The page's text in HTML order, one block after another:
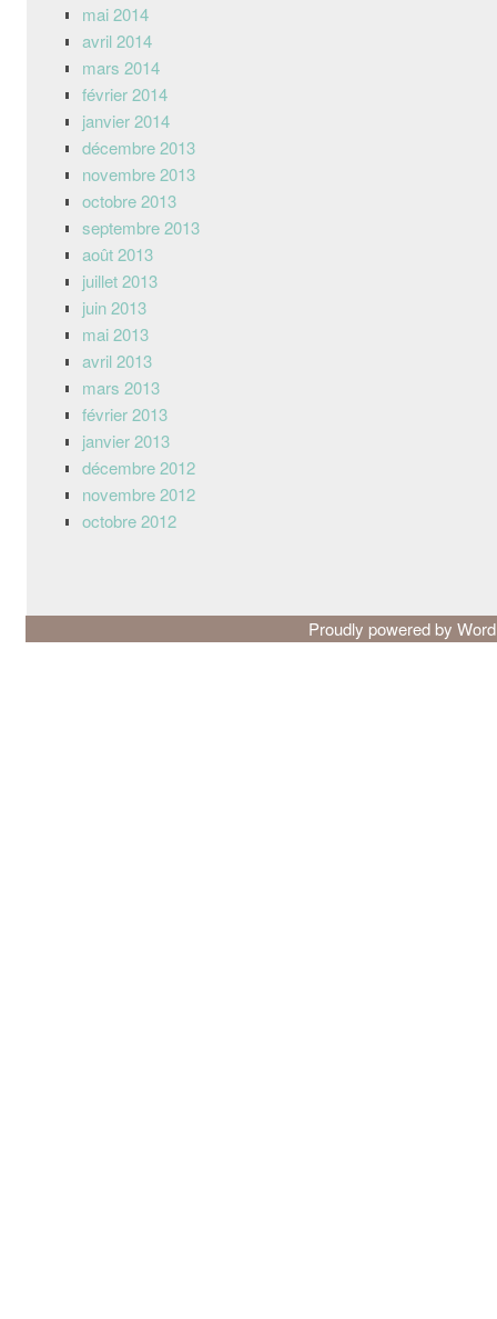
mai 2014
avril 2014
mars 2014
février 2014
janvier 2014
décembre 2013
novembre 2013
octobre 2013
septembre 2013
août 2013
juillet 2013
juin 2013
mai 2013
avril 2013
mars 2013
février 2013
janvier 2013
décembre 2012
novembre 2012
octobre 2012
Proudly powered by